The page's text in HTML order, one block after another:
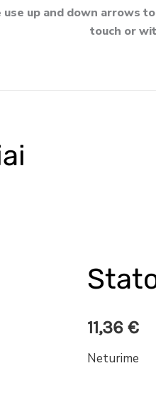
up and down arrows
touch or
11,36€
Neturime